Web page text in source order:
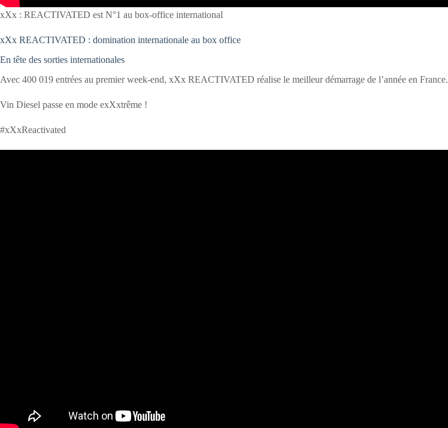
xXx : REACTIVATED est N°1 au box-office international
xXx REACTIVATED : domination internationale au box office
En tête des sorties internationales
Avec 400 019 entrées au premier week-end, xXx REACTIVATED réalise le meilleur démarrage de l’année en France.
Vin Diesel passe en mode exXxtrême !
#xXxReactivated